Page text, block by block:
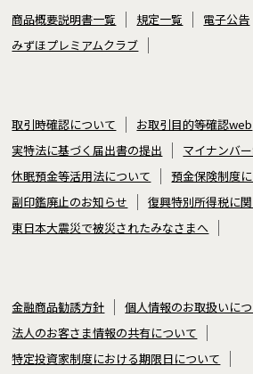
商品概要説明書一覧 規定一覧
電子公告
みずほプレミアムクラブ
取引時確認について
お取引目的等確認web
実特法に基づく届出書の提出
マイナンバ
休眠預金等活用法について
預金保険制度
副印鑑廃止のお知らせ
復興特別所得税に
東日本大震災で被災されたみなさまへ
金融商品勧誘方針
個人情報のお取扱いに
法人のお客さま情報の共有について
特定投資家制度における期限日について